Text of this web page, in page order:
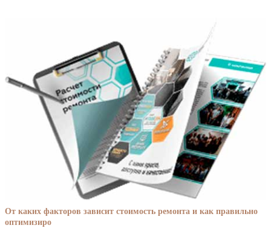
От каких факторов зависит стоимость ремонта и как правильно
оптимизиро